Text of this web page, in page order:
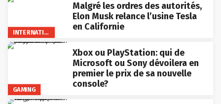
INTERNATIONAL
Malgré les ordres des autorités,
Elon Musk relance l’usine Tesla
en Californie
GAMING
Xbox ou PlayStation: qui de
Microsoft ou Sony dévoilera en
premier le prix de sa nouvelle
console?